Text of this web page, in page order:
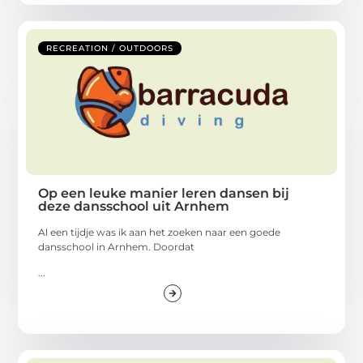
RECREATION / OUTDOORS
Op een leuke manier leren dansen bij
deze dansschool uit Arnhem
Al een tijdje was ik aan het zoeken naar een goede
dansschool in Arnhem. Doordat
...